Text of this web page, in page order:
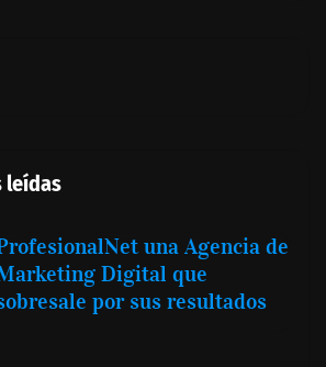
leídas
una Agencia de
Digital que
por sus resultados